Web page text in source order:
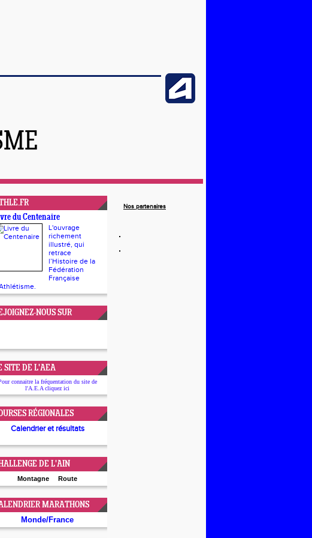
du Centenaire
L'ouvrage
richement
illustré, qui
retrace
l’Histoire de la
Fédération
Française
NOUS SUR
SITE DE L'AEA
connaitre la fréquentation du site de
l'A.E.A cliquez ici
RÉGIONALES
Calendrier et résultats
DE L'AIN
Montagne Route
MARATHONS
Monde/France
Nos partenaires